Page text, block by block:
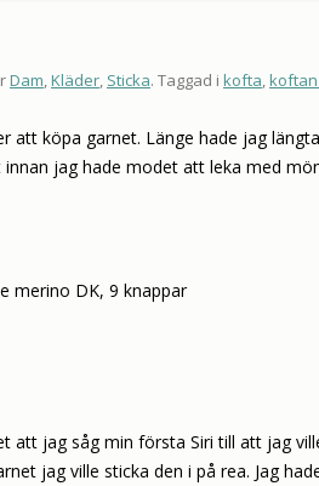
Dam,Kläder, Sticka. Taggad i kofta,koftan
att köpa garnet. Länge hade jag
jag hade modet att leka med
merino DK, 9 knappar
att jag såg min första Siri till att jag
jag ville sticka den i på rea. Jag